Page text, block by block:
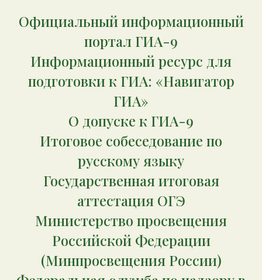
Официальный информационный
портал ГИА-9
Информационный ресурс для
подготовки к ГИА: «Навигатор
ГИА»
О допуске к ГИА-9
Итоговое собеседование по
русскому языку
Государственная итоговая
аттестация ОГЭ
Министерство просвещения
Российской Федерации
(Минпросвещения России)